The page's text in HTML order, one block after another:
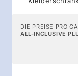
DIE PREISE PRO
ALL-INCLUSIVE